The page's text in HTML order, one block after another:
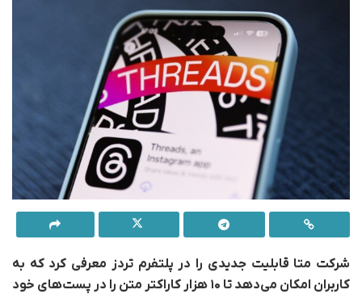
شرکت متا قابلیت جدیدی را در پلتفرم تردز معرفی کرد که به
کاربران امکان می‌دهد تا ۱۰ هزار کاراکتر متن را در پست‌های خود